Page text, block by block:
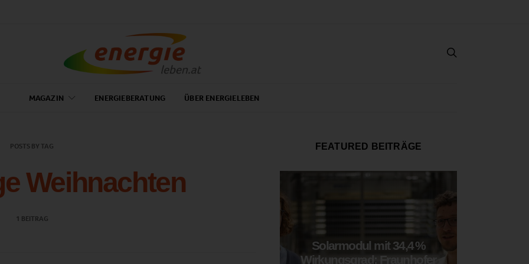
MAGAZIN ENERGIEBERATUNG ÜBER ENERGIELEBEN
POSTS BY TAG
Weihnachten
1 BEITRAG
FEATURED BEITRÄGE
Solarmodul mit 34,4 %
Wirkungsgrad: Fraunhofer